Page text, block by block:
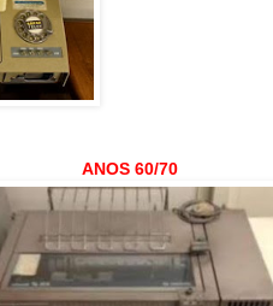
ANOS 60/70